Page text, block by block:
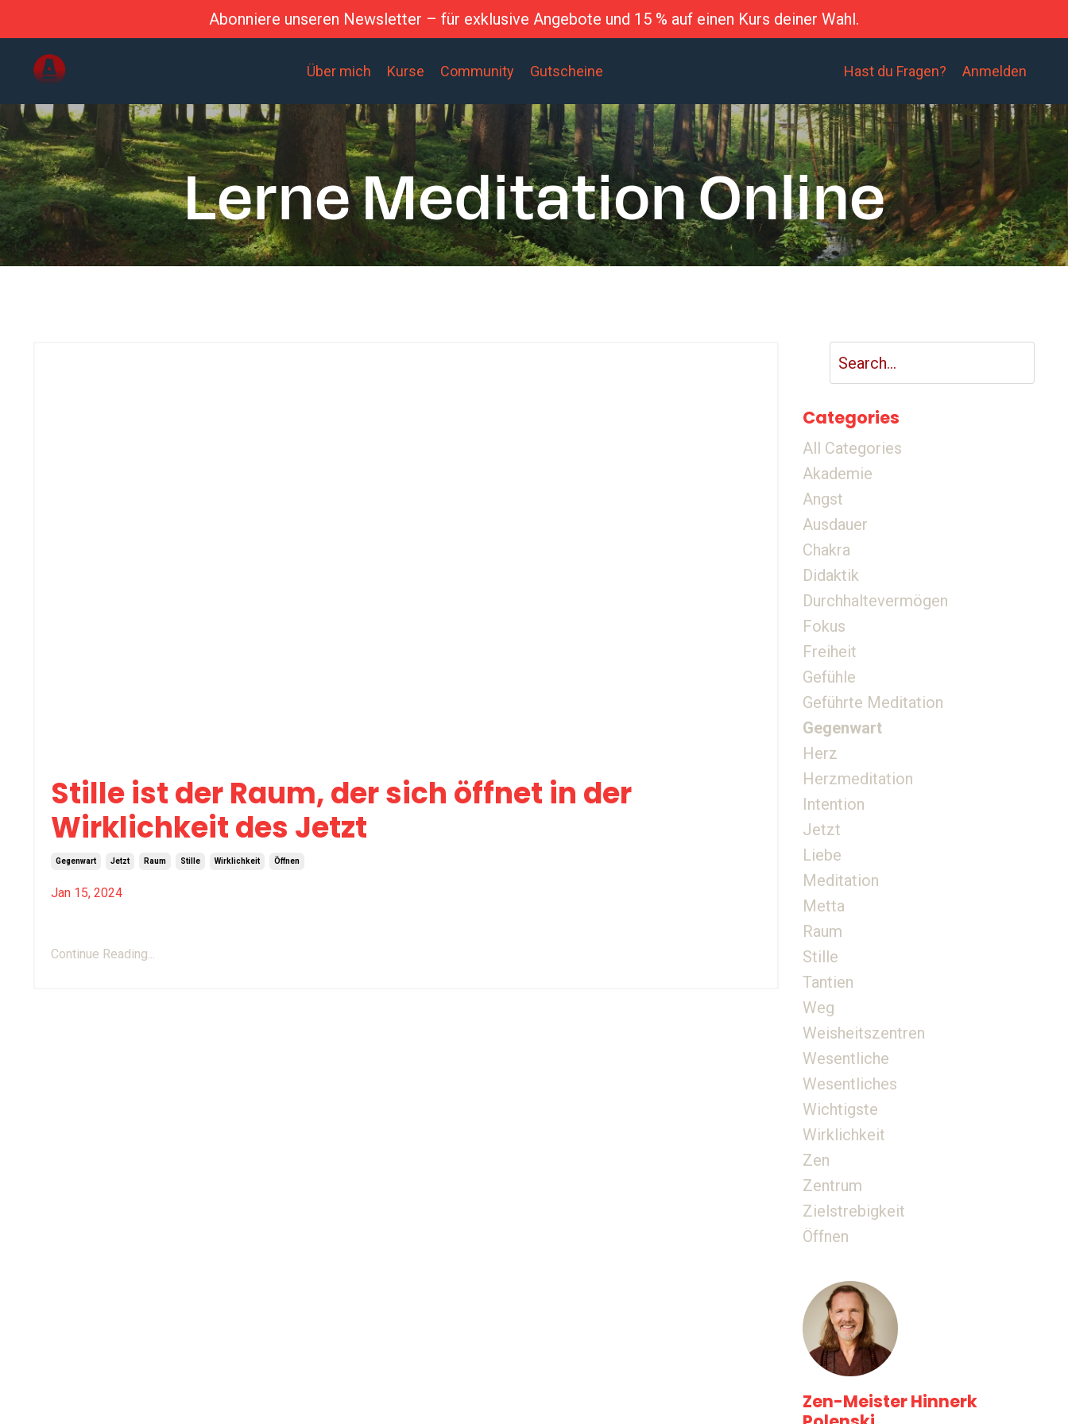
Abonniere unseren Newsletter – für exklusive Angebote und 15 % auf einen Kurs deiner Wahl.
Über mich Kurse Community Gutscheine Hast du Fragen? Anmelden
Lerne Meditation Online
Stille ist der Raum, der sich öffnet in der
Wirklichkeit des Jetzt
Gegenwart Jetzt Raum Stille Wirklichkeit Öffnen
Jan 15, 2024
Continue Reading...
Categories
All Categories
Akademie
Angst
Ausdauer
Chakra
Didaktik
Durchhaltevermögen
Fokus
Freiheit
Gefühle
Geführte Meditation
Gegenwart
Herz
Herzmeditation
Intention
Jetzt
Liebe
Meditation
Metta
Raum
Stille
Tantien
Weg
Weisheitszentren
Wesentliche
Wesentliches
Wichtigste
Wirklichkeit
Zen
Zentrum
Zielstrebigkeit
Öffnen
Zen-Meister Hinnerk